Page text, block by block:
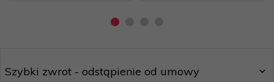
Szybki zwrot - odstąpienie od umowy